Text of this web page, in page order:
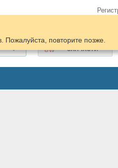
ПОДОБРАТЬ
ЗАПЧАСТИ
повторите позже.